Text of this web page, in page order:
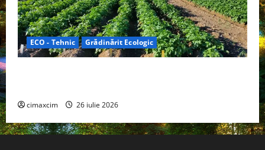
ECO - Tehnic Grădinărit Ecologic
cimaxcim 26 iulie 2026